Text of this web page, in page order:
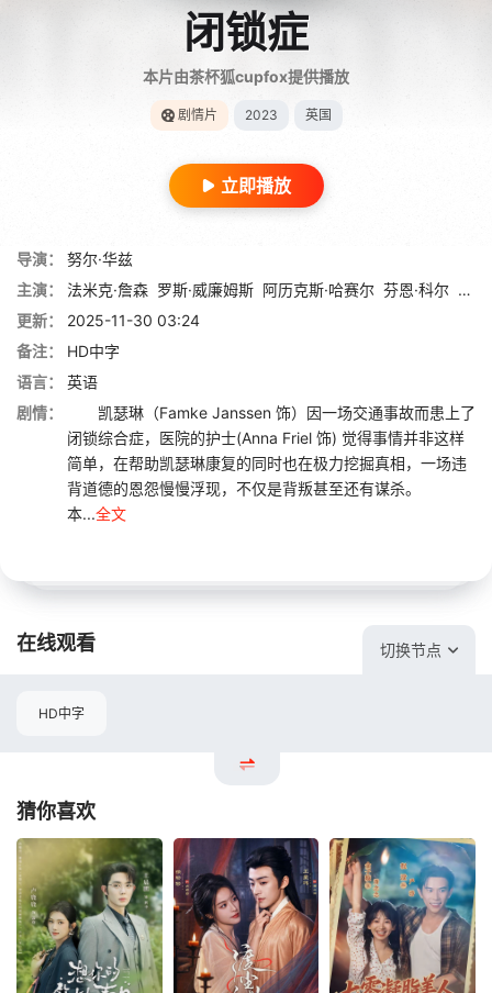
闭锁症
本片由茶杯狐cupfox提供播放
剧情片 2023 英国
立即播放
导演：
努尔·华兹
主演：
法米克·詹森 罗斯·威廉姆斯 阿历克斯·哈赛尔 芬恩·科尔 安娜
更新：
2025-11-30 03:24
备注：
HD中字
语言：
英语
剧情：
凯瑟琳（Famke Janssen 饰）因一场交通事故而患上了
闭锁综合症，医院的护士(Anna Friel 饰) 觉得事情并非这样
简单，在帮助凯瑟琳康复的同时也在极力挖掘真相，一场违
背道德的恩怨慢慢浮现，不仅是背叛甚至还有谋杀。
本...全文
在线观看 切换节点
HD中字
猜你喜欢